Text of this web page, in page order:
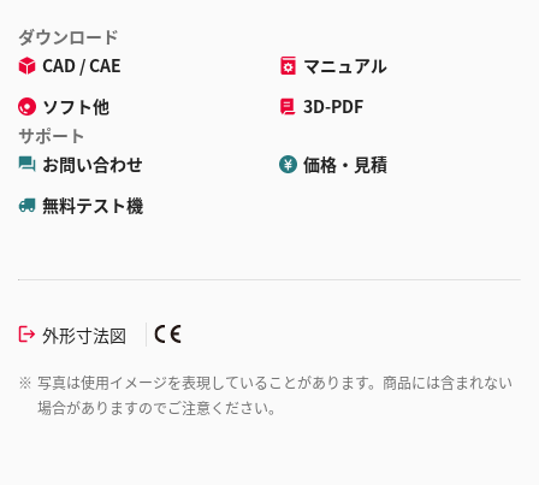
ダウンロード
CAD / CAE
マニュアル
ソフト他
3D-PDF
サポート
お問い合わせ
価格・見積
無料テスト機
外形寸法図
※ 写真は使用イメージを表現していることがあります。商品には含まれない
場合がありますのでご注意ください。